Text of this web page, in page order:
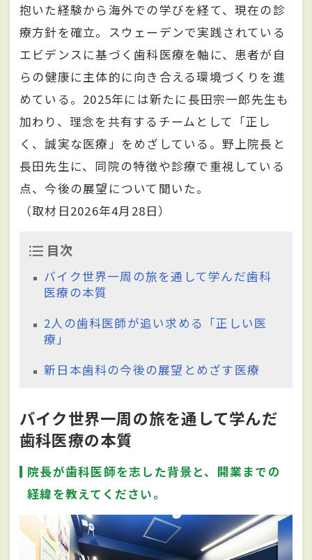
抱いた経験から海外での学びを経て、現在の診
療方針を確立。スウェーデンで実践されている
エビデンスに基づく歯科医療を軸に、患者が自
らの健康に主体的に向き合える環境づくりを進
めている。2025年には新たに長田宗一郎先生も
加わり、理念を共有するチームとして「正し
く、誠実な医療」をめざしている。野上院長と
長田先生に、同院の特徴や診療で重視している
点、今後の展望について聞いた。
（取材日2026年4月28日）
目次
バイク世界一周の旅を通して学んだ歯科
医療の本質
2人の歯科医師が追い求める「正しい医
療」
新日本歯科の今後の展望とめざす医療
バイク世界一周の旅を通して学んだ
歯科医療の本質
院長が歯科医師を志した背景と、開業までの
経緯を教えてください。